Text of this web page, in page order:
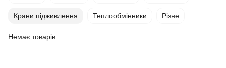
Крани підживлення Теплообмінники Різне
Немає товарів